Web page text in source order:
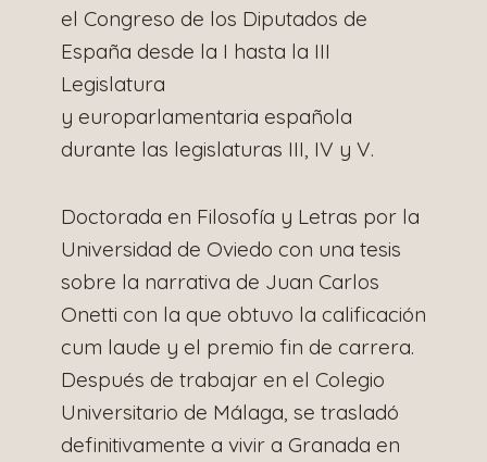
el Congreso de los Diputados de
España desde la I hasta la III
Legislatura
y europarlamentaria española
durante las legislaturas III, IV y V.
Doctorada en Filosofía y Letras por la
Universidad de Oviedo con una tesis
sobre la narrativa de Juan Carlos
Onetti con la que obtuvo la calificación
cum laude y el premio fin de carrera.
Después de trabajar en el Colegio
Universitario de Málaga, se trasladó
definitivamente a vivir a Granada en